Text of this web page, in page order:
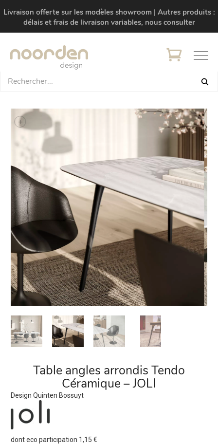
Livraison offerte sur les modèles showroom | Autres produits :
délais et frais de livraison variables, nous consulter
+
Table angles arrondis Tendo
Céramique – JOLI
Design Quinten Bossuyt
dont eco participation 1,15 €